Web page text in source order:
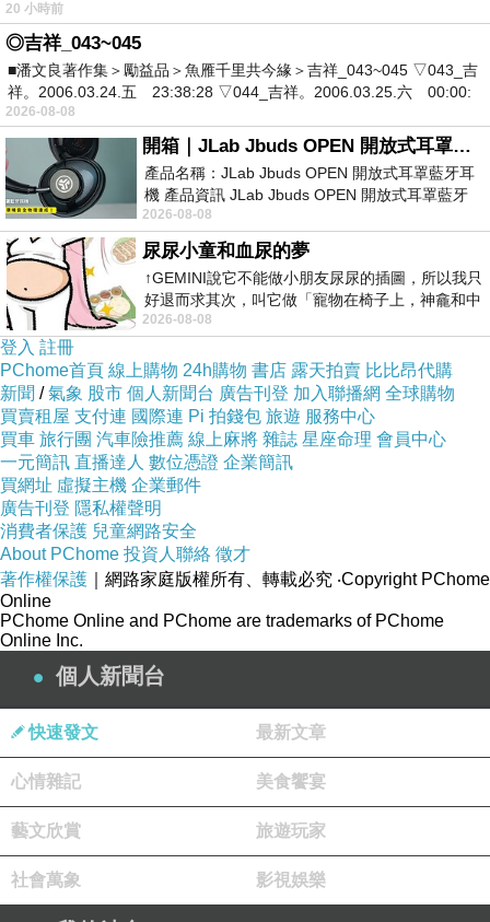
魔法Baby嚴
選
台灣製造百
貨專櫃品,保
暖棉絨裡層
非常柔細溫
暖
精緻細膩縫
紉技術,每個
地方都穩固
紮實
20 小時前
◎吉祥_043~045
■潘文良著作集＞勵益品＞魚雁千里共今緣＞吉祥_043~045 ▽043_吉
祥。2006.03.24.五 23:38:28 ▽044_吉祥。2006.03.25.六 00:00:
2026-08-08
開箱｜JLab Jbuds OPEN 開放式耳罩藍牙耳機 - 設計美學，輕巧、透氣、環境音全物理達成！
產品名稱：JLab Jbuds OPEN 開放式耳罩藍牙耳
機 產品資訊 JLab Jbuds OPEN 開放式耳罩藍牙
耳機評語：非常有特色，值得喜愛美型工
2026-08-08
尿尿小童和血尿的夢
↑GEMINI說它不能做小朋友尿尿的插圖，所以我只
好退而求其次，叫它做「寵物在椅子上，神龕和中
年人臉孔」的畫了。 六月底
2026-08-08
登入 註冊
PChome首頁 線上購物 24h購物 書店 露天拍賣 比比昂代購
新聞 /氣象 股市 個人新聞台 廣告刊登 加入聯播網 全球購物
買賣租屋 支付連 國際連 Pi 拍錢包 旅遊 服務中心
買車 旅行團 汽車險推薦 線上麻將 雜誌 星座命理 會員中心
一元簡訊 直播達人 數位憑證 企業簡訊
買網址 虛擬主機 企業郵件
廣告刊登 隱私權聲明
消費者保護 兒童網路安全
About PChome 投資人聯絡 徵才
著作權保護 ｜網路家庭版權所有、轉載必究 ‧Copyright PChome
Online
PChome Online and PChome are trademarks of PChome
Online Inc.
個人新聞台
快速發文 最新文章
心情雜記 美食饗宴
藝文欣賞 旅遊玩家
社會萬象 影視娛樂